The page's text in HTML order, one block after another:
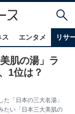
ス エンタメ リサ
肌の湯」ラ
1位は？
「日本の三大名湯」
たい「日本三大美肌の